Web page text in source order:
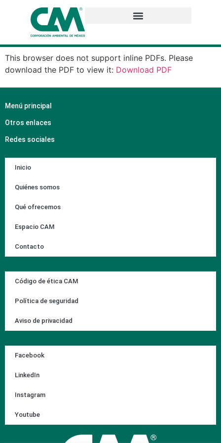
This browser does not support inline PDFs. Please
download the PDF to view it: Download PDF
Menú principal
Otros enlaces
Redes sociales
Inicio
Quiénes somos
Qué ofrecemos
Espacio CAM
Contacto
Código de ética CAM
Política de seguridad
Aviso de privacidad
Facebook
LinkedIn
Instagram
Youtube